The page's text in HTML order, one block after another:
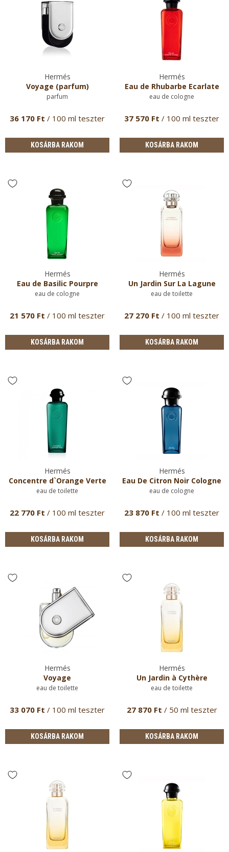
Hermés
Voyage (parfum)
parfum
36 170 Ft / 100 ml teszter
KOSÁRBA RAKOM
Hermés
Eau de Rhubarbe Ecarlate
eau de cologne
37 570 Ft / 100 ml teszter
KOSÁRBA RAKOM
Hermés
Eau de Basilic Pourpre
eau de cologne
21 570 Ft / 100 ml teszter
KOSÁRBA RAKOM
Hermés
Un Jardin Sur La Lagune
eau de toilette
27 270 Ft / 100 ml teszter
KOSÁRBA RAKOM
Hermés
Concentre d`Orange Verte
eau de toilette
22 770 Ft / 100 ml teszter
KOSÁRBA RAKOM
Hermés
Eau De Citron Noir Cologne
eau de cologne
23 870 Ft / 100 ml teszter
KOSÁRBA RAKOM
Hermés
Voyage
eau de toilette
33 070 Ft / 100 ml teszter
KOSÁRBA RAKOM
Hermés
Un Jardin à Cythère
eau de toilette
27 870 Ft / 50 ml teszter
KOSÁRBA RAKOM